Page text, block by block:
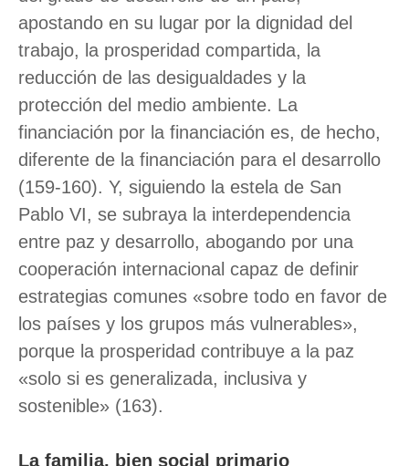
apostando en su lugar por la dignidad del
trabajo, la prosperidad compartida, la
reducción de las desigualdades y la
protección del medio ambiente. La
financiación por la financiación es, de hecho,
diferente de la financiación para el desarrollo
(159-160). Y, siguiendo la estela de San
Pablo VI, se subraya la interdependencia
entre paz y desarrollo, abogando por una
cooperación internacional capaz de definir
estrategias comunes «sobre todo en favor de
los países y los grupos más vulnerables»,
porque la prosperidad contribuye a la paz
«solo si es generalizada, inclusiva y
sostenible» (163).
La familia, bien social primario